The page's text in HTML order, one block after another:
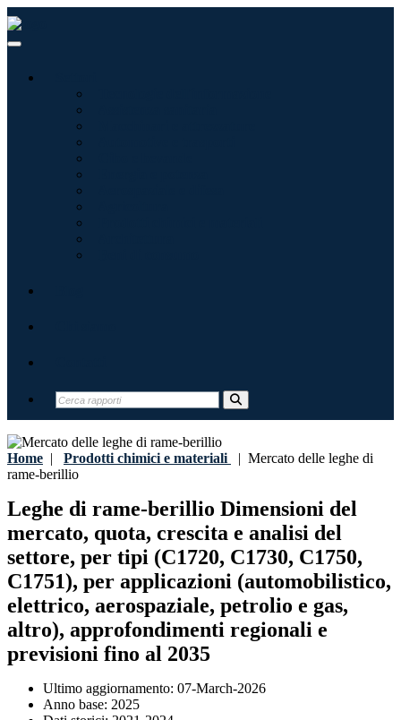
Home | Prodotti chimici e materiali | Mercato delle leghe di
rame-berillio
Leghe di rame-berillio Dimensioni del
mercato, quota, crescita e analisi del
settore, per tipi (C1720, C1730, C1750,
C1751), per applicazioni (automobilistico,
elettrico, aerospaziale, petrolio e gas,
altro), approfondimenti regionali e
previsioni fino al 2035
Ultimo aggiornamento: 07-March-2026
Anno base: 2025